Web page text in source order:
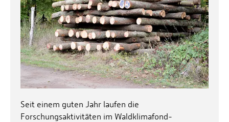
Seit einem guten Jahr laufen die
Forschungsaktivitäten im Waldklimafond-